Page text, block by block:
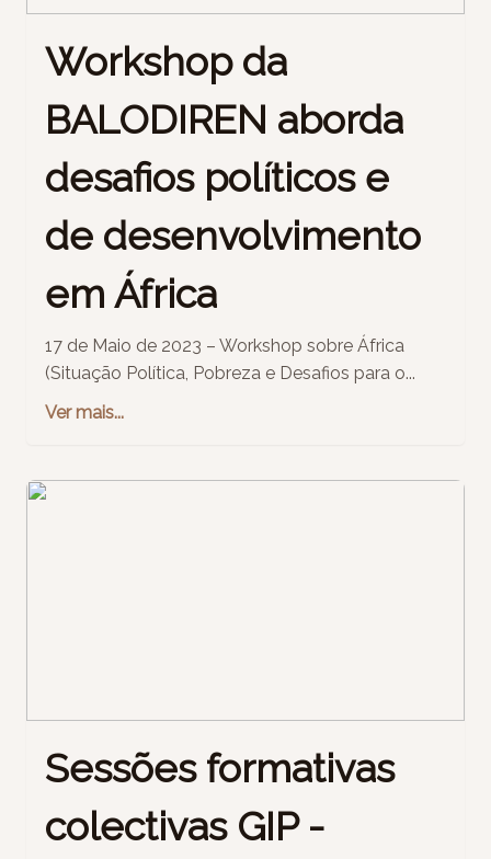
Workshop da
BALODIREN aborda
desafios políticos e
de desenvolvimento
em África
17 de Maio de 2023 – Workshop sobre África
(Situação Política, Pobreza e Desafios para o...
Ver mais...
Sessões formativas
colectivas GIP -